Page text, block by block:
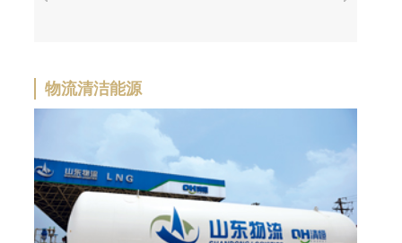
物流清洁能源